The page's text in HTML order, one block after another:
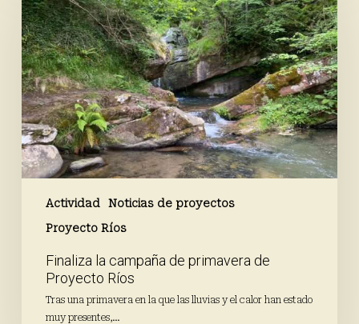
Actividad
Noticias de proyectos
Proyecto Ríos
campaña
de
primavera
de
Proyecto
Ríos
Finaliza la campaña de primavera de
Proyecto Ríos
Tras una primavera en la que las lluvias y el calor han estado
muy presentes,…